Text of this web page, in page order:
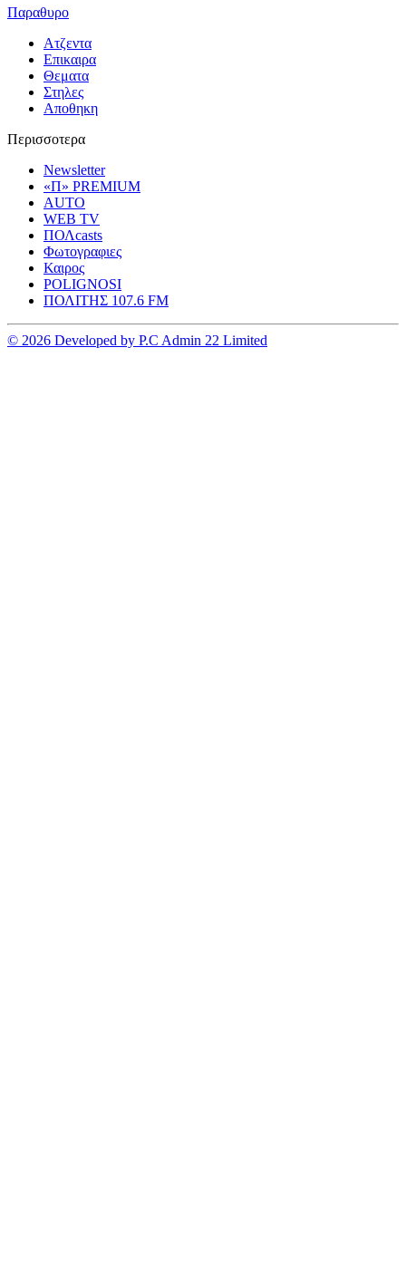
Παραθυρο
Ατζεντα
Επικαιρα
Θεματα
Στηλες
Αποθηκη
Περισσοτερα
Newsletter
«Π» PREMIUM
AUTO
WEB TV
ΠΟΛcasts
Φωτογραφιες
Καιρος
POLIGNOSI
ΠΟΛΙΤΗΣ 107.6 FM
© 2026 Developed by P.C Admin 22 Limited